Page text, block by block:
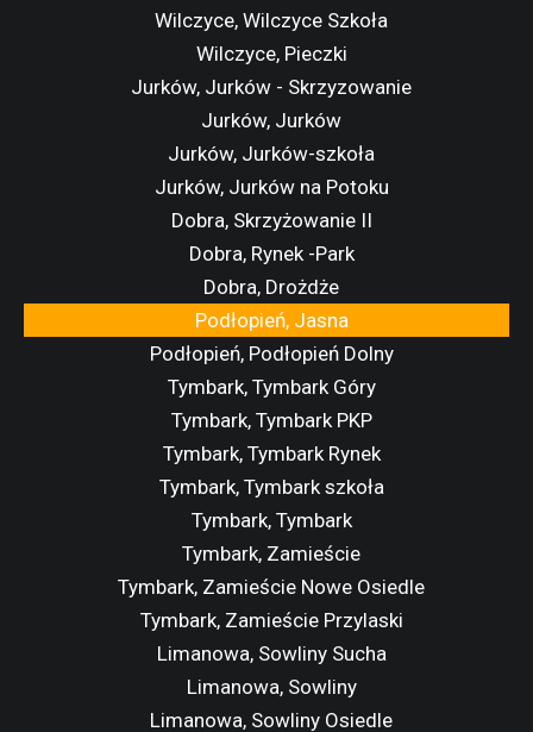
Wilczyce, Wilczyce Szkoła
Wilczyce, Pieczki
Jurków, Jurków - Skrzyzowanie
Jurków, Jurków
Jurków, Jurków-szkoła
Jurków, Jurków na Potoku
Dobra, Skrzyżowanie II
Dobra, Rynek -Park
Dobra, Drożdże
Podłopień, Jasna
Podłopień, Podłopień Dolny
Tymbark, Tymbark Góry
Tymbark, Tymbark PKP
Tymbark, Tymbark Rynek
Tymbark, Tymbark szkoła
Tymbark, Tymbark
Tymbark, Zamieście
Tymbark, Zamieście Nowe Osiedle
Tymbark, Zamieście Przylaski
Limanowa, Sowliny Sucha
Limanowa, Sowliny
Limanowa, Sowliny Osiedle